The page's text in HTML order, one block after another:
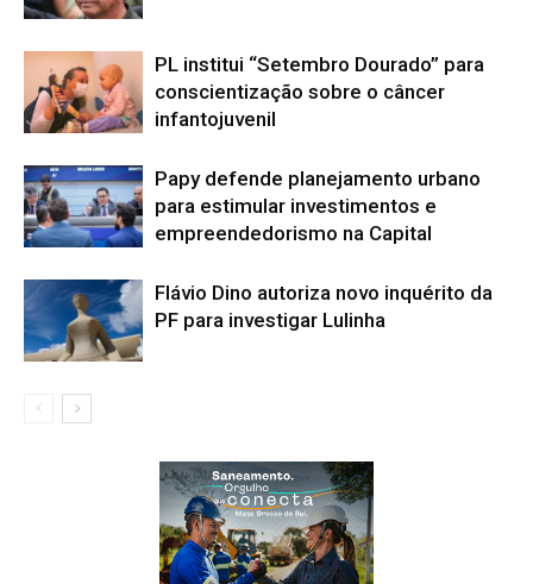
PL institui “Setembro Dourado” para
conscientização sobre o câncer
infantojuvenil
Papy defende planejamento urbano
para estimular investimentos e
empreendedorismo na Capital
Flávio Dino autoriza novo inquérito da
PF para investigar Lulinha